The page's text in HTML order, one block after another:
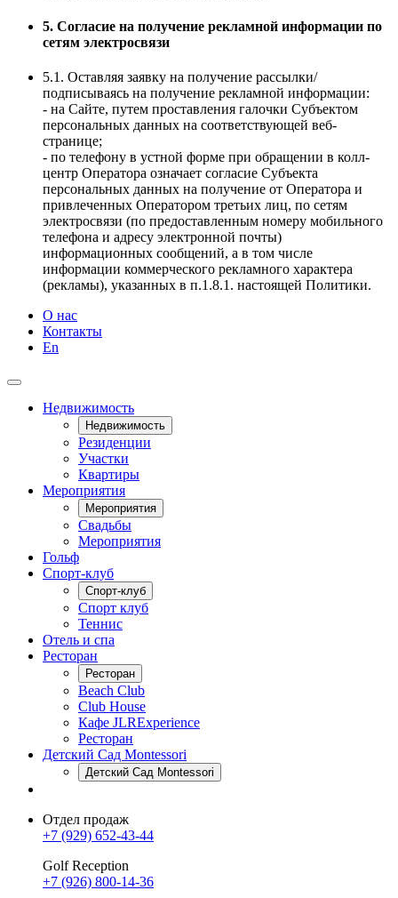
5. Согласие на получение рекламной информации по
сетям электросвязи
5.1. Оставляя заявку на получение рассылки/
подписываясь на получение рекламной информации:
- на Сайте, путем проставления галочки Субъектом
персональных данных на соответствующей веб-
странице;
- по телефону в устной форме при обращении в колл-
центр Оператора означает согласие Субъекта
персональных данных на получение от Оператора и
привлеченных Оператором третьих лиц, по сетям
электросвязи (по предоставленным номеру мобильного
телефона и адресу электронной почты)
информационных сообщений, а в том числе
информации коммерческого рекламного характера
(рекламы), указанных в п.1.8.1. настоящей Политики.
О нас
Контакты
En
Недвижимость
Недвижимость
Резиденции
Участки
Квартиры
Мероприятия
Мероприятия
Свадьбы
Мероприятия
Гольф
Спорт-клуб
Спорт-клуб
Спорт клуб
Теннис
Отель и спа
Ресторан
Ресторан
Beach Club
Club House
Кафе JLRExperience
Ресторан
Детский Сад Montessori
Детский Сад Montessori
Отдел продаж
+7 (929) 652-43-44
Golf Reception
+7 (926) 800-14-36